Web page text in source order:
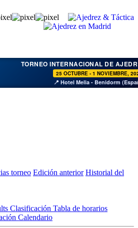
TORNEO INTERNACIONAL DE
25 OCTUBRE - 1 NOVIEMBRE,
📍 Hotel Melia - Benidorm
torneo Edición anterior Historial del
Clasificación Tabla de horarios
Calendario